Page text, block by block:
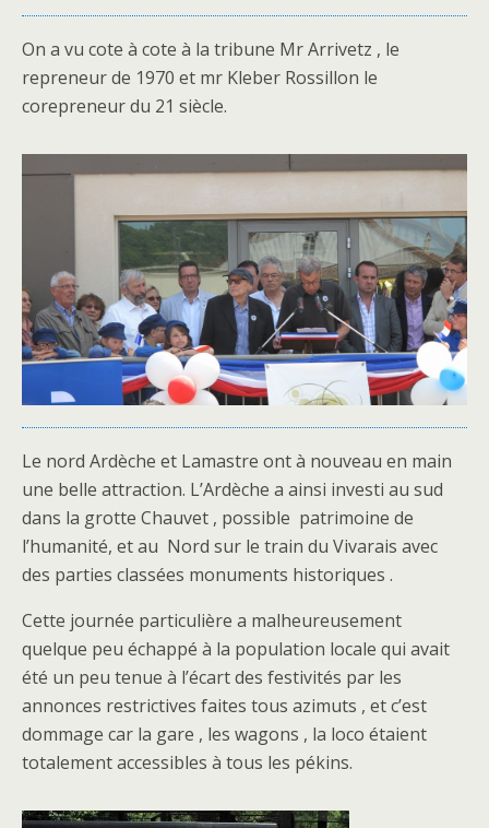
On a vu cote à cote à la tribune Mr Arrivetz , le
repreneur de 1970 et mr Kleber Rossillon le
corepreneur du 21 siècle.
Le nord Ardèche et Lamastre ont à nouveau en main
une belle attraction. L’Ardèche a ainsi investi au sud
dans la grotte Chauvet , possible patrimoine de
l’humanité, et au Nord sur le train du Vivarais avec
des parties classées monuments historiques .
Cette journée particulière a malheureusement
quelque peu échappé à la population locale qui avait
été un peu tenue à l’écart des festivités par les
annonces restrictives faites tous azimuts , et c’est
dommage car la gare , les wagons , la loco étaient
totalement accessibles à tous les pékins.